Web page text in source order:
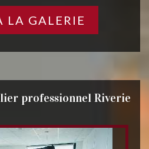
LA GALERIE
professionnel Riverie